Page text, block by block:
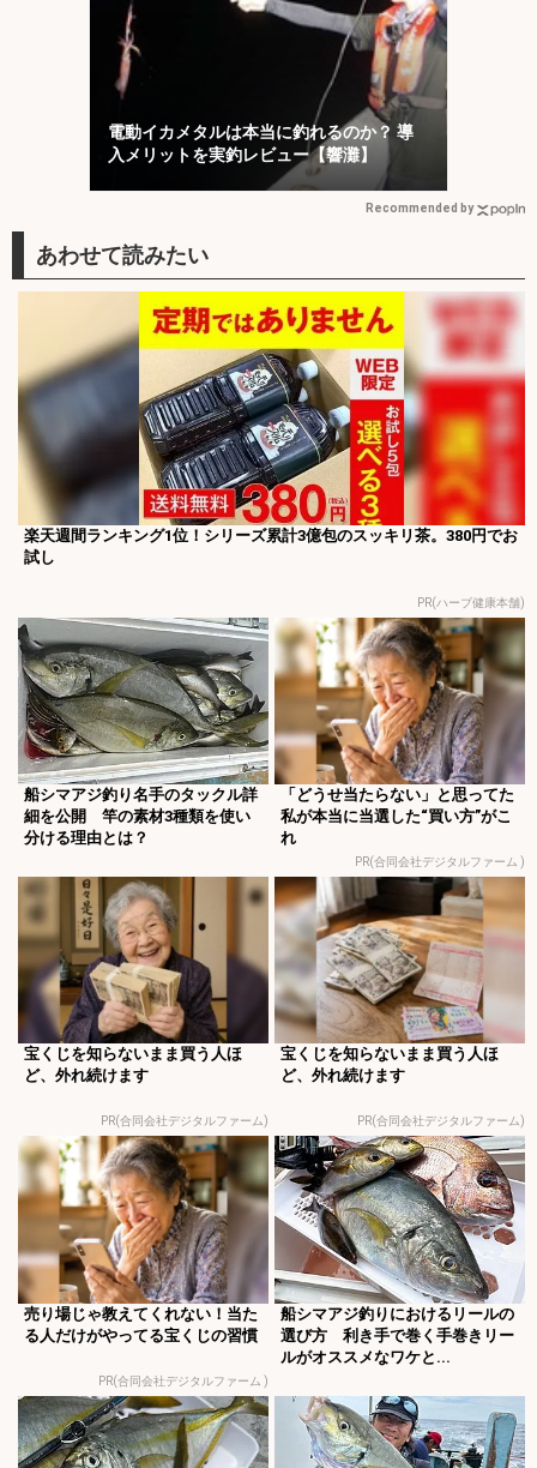
電動イカメタルは本当に釣れるのか？ 導
入メリットを実釣レビュー【響灘】
Recommended by
楽天週間ランキング1位！シリーズ累計3億包のスッキリ茶。380円でお
試し
PR(ハーブ健康本舗)
船シマアジ釣り名手のタックル詳
細を公開 竿の素材3種類を使い
分ける理由とは？
「どうせ当たらない」と思ってた
私が本当に当選した“買い方”がこ
れ
PR(合同会社デジタルファーム )
宝くじを知らないまま買う人ほ
ど、外れ続けます
PR(合同会社デジタルファーム)
宝くじを知らないまま買う人ほ
ど、外れ続けます
PR(合同会社デジタルファーム)
売り場じゃ教えてくれない！当た
る人だけがやってる宝くじの習慣
PR(合同会社デジタルファーム )
船シマアジ釣りにおけるリールの
選び方 利き手で巻く手巻きリー
ルがオススメなワケと...